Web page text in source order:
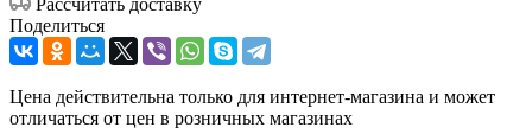
Поделиться
Цена действительна только для интернет-магазина и может
отличаться от цен в розничных магазинах